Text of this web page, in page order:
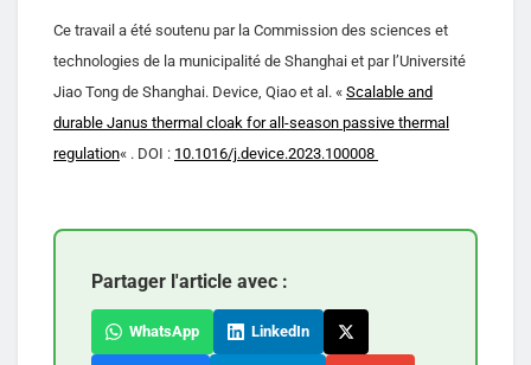
Ce travail a été soutenu par la Commission des sciences et
technologies de la municipalité de Shanghai et par l’Université
Jiao Tong de Shanghai. Device, Qiao et al. « Scalable and
durable Janus thermal cloak for all-season passive thermal
regulation« . DOI : 10.1016/j.device.2023.100008
Partager l'article avec :
WhatsApp LinkedIn